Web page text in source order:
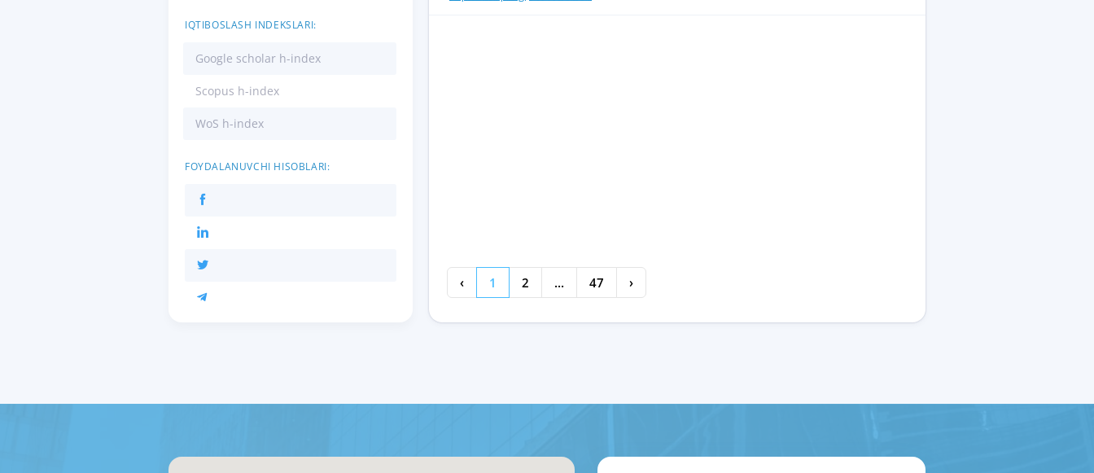
IQTIBOSLASH INDEKSLARI:
Google scholar h-index
Scopus h-index
WoS h-index
FOYDALANUVCHI HISOBLARI:
‹ 1 2 ... 47 ›